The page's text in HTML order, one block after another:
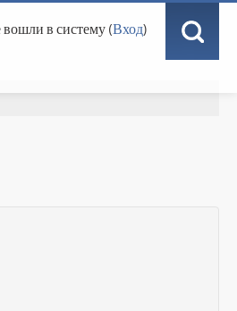
в систему (Вход)